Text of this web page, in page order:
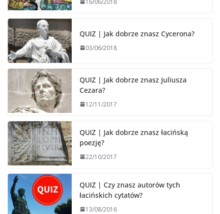
QUIZ | Jak dobrze znasz Cycerona?
03/06/2018
QUIZ | Jak dobrze znasz Juliusza
Cezara?
12/11/2017
QUIZ | Jak dobrze znasz łacińską
poezję?
22/10/2017
QUIZ | Czy znasz autorów tych
łacińskich cytatów?
13/08/2016